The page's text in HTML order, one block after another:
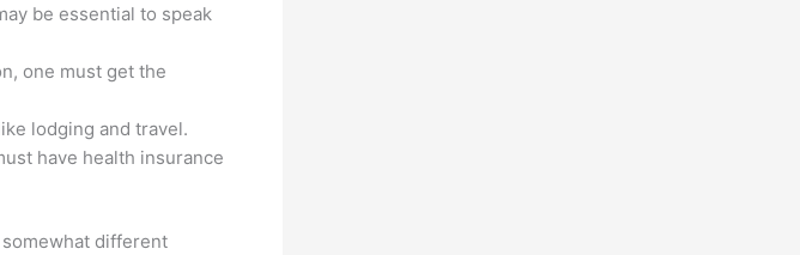
be essential to speak
one must get the
lodging and travel.
have health insurance
different